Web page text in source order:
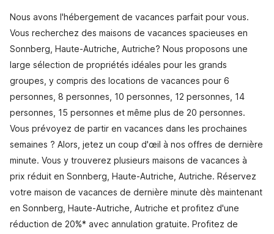
Nous avons l'hébergement de vacances parfait pour vous.
Vous recherchez des maisons de vacances spacieuses en
Sonnberg, Haute-Autriche, Autriche? Nous proposons une
large sélection de propriétés idéales pour les grands
groupes, y compris des locations de vacances pour 6
personnes, 8 personnes, 10 personnes, 12 personnes, 14
personnes, 15 personnes et même plus de 20 personnes.
Vous prévoyez de partir en vacances dans les prochaines
semaines ? Alors, jetez un coup d'œil à nos offres de dernière
minute. Vous y trouverez plusieurs maisons de vacances à
prix réduit en Sonnberg, Haute-Autriche, Autriche. Réservez
votre maison de vacances de dernière minute dès maintenant
en Sonnberg, Haute-Autriche, Autriche et profitez d'une
réduction de 20%* avec annulation gratuite. Profitez de